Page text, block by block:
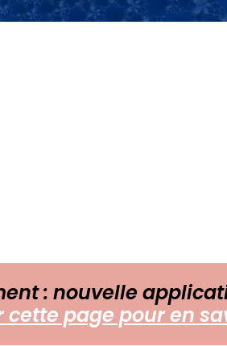
: nouvelle
cette page pour en